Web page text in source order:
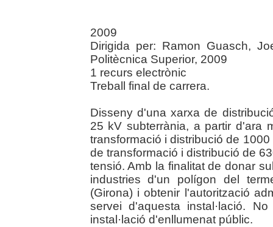
2009
Dirigida per: Ramon Guasch,
Politècnica Superior, 2009
1 recurs electrònic
Treball final de carrera.
Disseny d'una xarxa de
25 kV subterrània, a partir d'ara
transformació i distribució de
de transformació i distribució de
tensió. Amb la finalitat de donar
industries d'un polígon del
(Girona) i obtenir l'autorització
servei d'aquesta instal·lació.
instal·lació d'enllumenat públic.